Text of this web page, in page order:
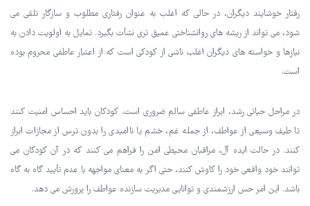
رفتار خوشایند دیگران، در حالی که اغلب به عنوان رفتاری مطلوب و سازگار تلقی می
شود، می تواند از ریشه های روانشناختی عمیق تری نشأت بگیرد. تمایل به اولویت دادن به
نیازها و خواسته های دیگران اغلب ناشی از کودکی است که از اعتبار عاطفی محروم بوده
است.
در مراحل حیاتی رشد، ابراز عاطفی سالم ضروری است. کودکان باید احساس امنیت کنند
تا طیف وسیعی از عواطف، از جمله غم، خشم یا ناامیدی را بدون ترس از مجازات ابراز
کنند. در حالت ایده آل، مراقبان محیطی امن را فراهم می کنند که در آن کودکان می
توانند خود واقعی خود را کاوش کنند، حتی اگر به معنای مواجهه با عدم تأیید گاه به گاه
باشد. این امر حس ارزشمندی و توانایی مدیریت سازنده عواطف را پرورش می دهد.